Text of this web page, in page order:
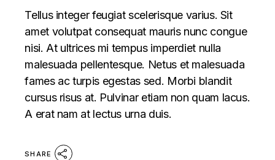
Tellus integer feugiat scelerisque varius. Sit
amet volutpat consequat mauris nunc congue
nisi. At ultrices mi tempus imperdiet nulla
malesuada pellentesque. Netus et malesuada
fames ac turpis egestas sed. Morbi blandit
cursus risus at. Pulvinar etiam non quam lacus.
A erat nam at lectus urna duis.
SHARE